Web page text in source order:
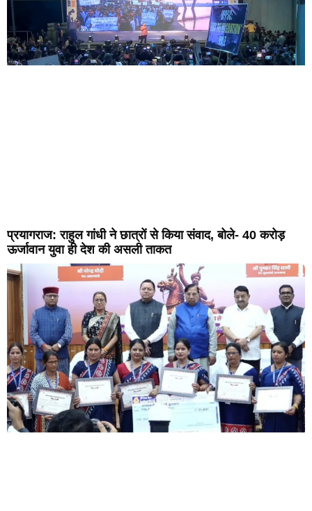
प्रयागराज: राहुल गांधी ने छात्रों से किया संवाद, बोले- 40 करोड़
ऊर्जावान युवा ही देश की असली ताकत